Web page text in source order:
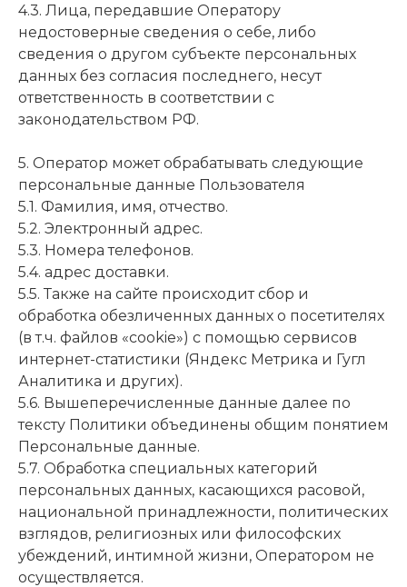
4.3. Лица, передавшие Оператору
недостоверные сведения о себе, либо
сведения о другом субъекте персональных
данных без согласия последнего, несут
ответственность в соответствии с
законодательством РФ.
5. Оператор может обрабатывать следующие
персональные данные Пользователя
5.1. Фамилия, имя, отчество.
5.2. Электронный адрес.
5.3. Номера телефонов.
5.4. адрес доставки.
5.5. Также на сайте происходит сбор и
обработка обезличенных данных о посетителях
(в т.ч. файлов «cookie») с помощью сервисов
интернет-статистики (Яндекс Метрика и Гугл
Аналитика и других).
5.6. Вышеперечисленные данные далее по
тексту Политики объединены общим понятием
Персональные данные.
5.7. Обработка специальных категорий
персональных данных, касающихся расовой,
национальной принадлежности, политических
взглядов, религиозных или философских
убеждений, интимной жизни, Оператором не
осуществляется.